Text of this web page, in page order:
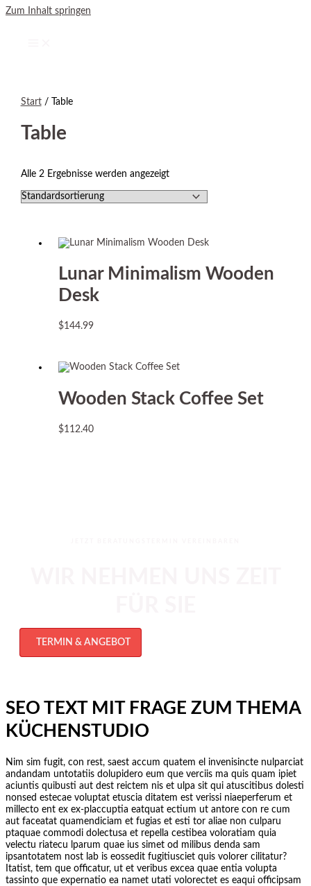
Zum Inhalt springen
Start/ Table
Table
Alle 2 Ergebnisse werden angezeigt
Lunar Minimalism Wooden
Desk
$144.99
Wooden Stack Coffee Set
$112.40
TERMIN & ANGEBOT
SEO TEXT MIT FRAGE ZUM THEMA
KÜCHENSTUDIO
Nim sim fugit, con rest, saest accum quatem el invenisincte nulparciat
andandam untotatiis dolupidero eum que verciis ma quis quam ipiet
aciuntis quibusti aut dest reictem nis et ulpa sit qui atuscitibus dolesti
nonsed estecae voluptat etuscia ditatem est verissi niaeperferum et
millecto ent ex ex-placcuptia eatquat ectium ut antore con re cum
aut faceatat quamendiciam et fugias et esti tor aliae non culparu
ptaquae commodi dolectusa et repella cestibea voloratiam quia
velectu riatecu lparum quae ius simet od milibus denda sam
ipsantotatem nost lab is eossedit fugitiusciet quis volorer cilitatur?
Itatist, tem que officatur, ut et veribus excea quae entia volupta
tassinto que expernatio ea namet utati volorectet es eaqui officipsam